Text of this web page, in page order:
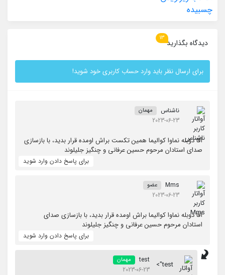
دیدگاه بگذارید 13
برای ارسال نظر باید وارد حساب کاربری خود شوید!
ناشناس مهمان
2023-06-23
آقا دوبله نماوا کوالیما همین تکست براش اومده قرار بدید، با بازسازی
صدای استادان مرحوم حسین عرفانی و چنگیز جلیلوند
برای پاسخ دادن وارد شوید
Mms عضو
2023-06-23
آقا دوبله نماوا کوالیما براش اومده قرار بدید، با بازسازی صدای
استادان مرحوم حسین عرفانی و چنگیز جلیلوند
برای پاسخ دادن وارد شوید
test">
test مهمان
2023-06-23